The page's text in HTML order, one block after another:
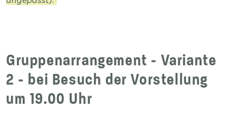
Gruppenarrangement - Variante
2 - bei Besuch der Vorstellung
um 19.00 Uhr